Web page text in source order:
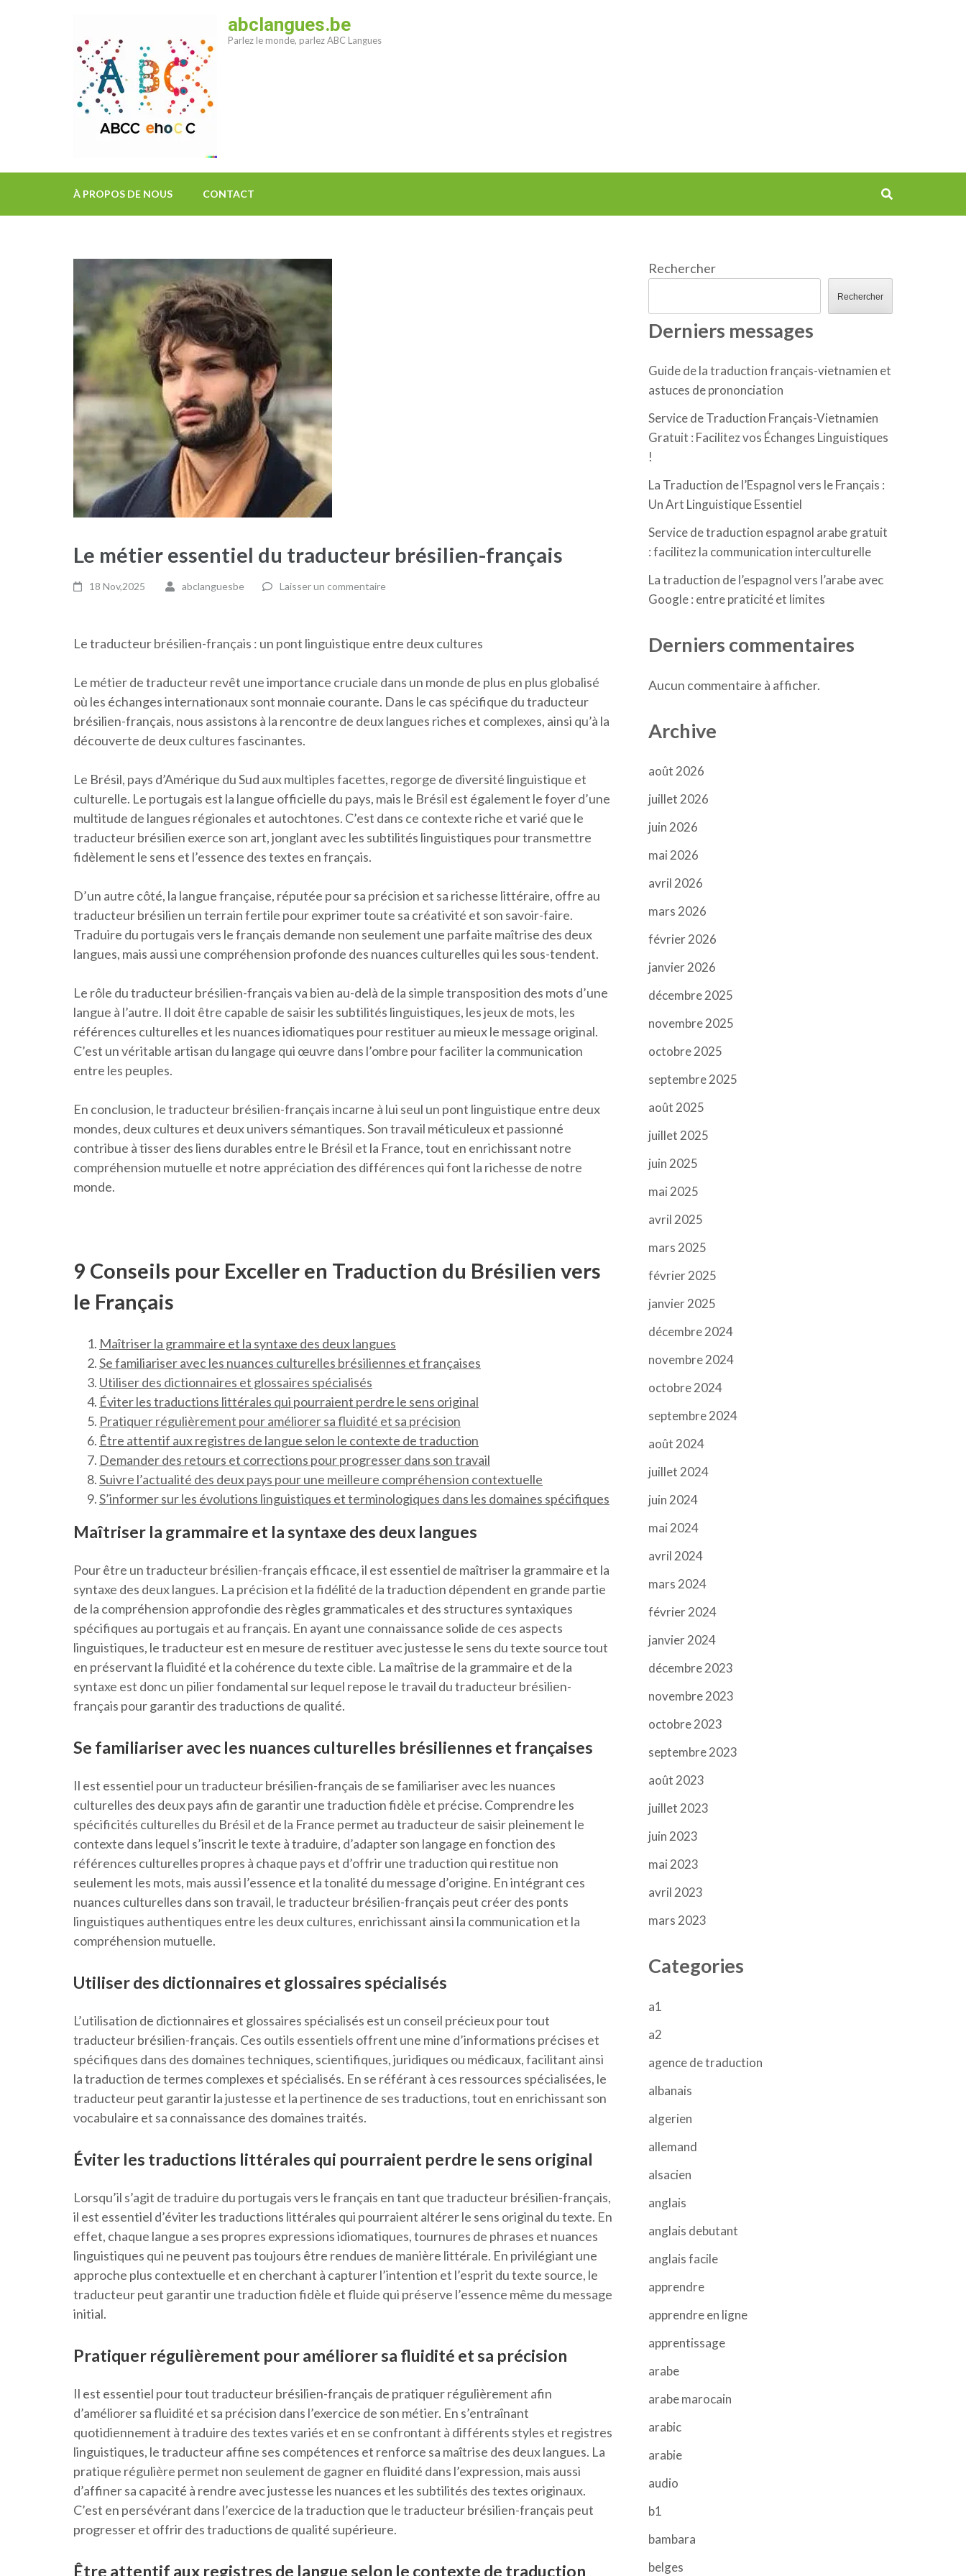
abclangues.be
Parlez le monde, parlez ABC Langues
À PROPOS DE NOUS CONTACT
Le métier essentiel du traducteur brésilien-français
18 Nov,2025 abclanguesbe Laisser un commentaire
Le traducteur brésilien-français : un pont linguistique entre deux cultures
Le métier de traducteur revêt une importance cruciale dans un monde de plus en plus globalisé
où les échanges internationaux sont monnaie courante. Dans le cas spécifique du traducteur
brésilien-français, nous assistons à la rencontre de deux langues riches et complexes, ainsi qu’à la
découverte de deux cultures fascinantes.
Le Brésil, pays d’Amérique du Sud aux multiples facettes, regorge de diversité linguistique et
culturelle. Le portugais est la langue officielle du pays, mais le Brésil est également le foyer d’une
multitude de langues régionales et autochtones. C’est dans ce contexte riche et varié que le
traducteur brésilien exerce son art, jonglant avec les subtilités linguistiques pour transmettre
fidèlement le sens et l’essence des textes en français.
D’un autre côté, la langue française, réputée pour sa précision et sa richesse littéraire, offre au
traducteur brésilien un terrain fertile pour exprimer toute sa créativité et son savoir-faire.
Traduire du portugais vers le français demande non seulement une parfaite maîtrise des deux
langues, mais aussi une compréhension profonde des nuances culturelles qui les sous-tendent.
Le rôle du traducteur brésilien-français va bien au-delà de la simple transposition des mots d’une
langue à l’autre. Il doit être capable de saisir les subtilités linguistiques, les jeux de mots, les
références culturelles et les nuances idiomatiques pour restituer au mieux le message original.
C’est un véritable artisan du langage qui œuvre dans l’ombre pour faciliter la communication
entre les peuples.
En conclusion, le traducteur brésilien-français incarne à lui seul un pont linguistique entre deux
mondes, deux cultures et deux univers sémantiques. Son travail méticuleux et passionné
contribue à tisser des liens durables entre le Brésil et la France, tout en enrichissant notre
compréhension mutuelle et notre appréciation des différences qui font la richesse de notre
monde.
9 Conseils pour Exceller en Traduction du Brésilien vers
le Français
Maîtriser la grammaire et la syntaxe des deux langues
Se familiariser avec les nuances culturelles brésiliennes et françaises
Utiliser des dictionnaires et glossaires spécialisés
Éviter les traductions littérales qui pourraient perdre le sens original
Pratiquer régulièrement pour améliorer sa fluidité et sa précision
Être attentif aux registres de langue selon le contexte de traduction
Demander des retours et corrections pour progresser dans son travail
Suivre l’actualité des deux pays pour une meilleure compréhension contextuelle
S’informer sur les évolutions linguistiques et terminologiques dans les domaines spécifiques
Maîtriser la grammaire et la syntaxe des deux langues
Pour être un traducteur brésilien-français efficace, il est essentiel de maîtriser la grammaire et la
syntaxe des deux langues. La précision et la fidélité de la traduction dépendent en grande partie
de la compréhension approfondie des règles grammaticales et des structures syntaxiques
spécifiques au portugais et au français. En ayant une connaissance solide de ces aspects
linguistiques, le traducteur est en mesure de restituer avec justesse le sens du texte source tout
en préservant la fluidité et la cohérence du texte cible. La maîtrise de la grammaire et de la
syntaxe est donc un pilier fondamental sur lequel repose le travail du traducteur brésilien-
français pour garantir des traductions de qualité.
Se familiariser avec les nuances culturelles brésiliennes et françaises
Il est essentiel pour un traducteur brésilien-français de se familiariser avec les nuances
culturelles des deux pays afin de garantir une traduction fidèle et précise. Comprendre les
spécificités culturelles du Brésil et de la France permet au traducteur de saisir pleinement le
contexte dans lequel s’inscrit le texte à traduire, d’adapter son langage en fonction des
références culturelles propres à chaque pays et d’offrir une traduction qui restitue non
seulement les mots, mais aussi l’essence et la tonalité du message d’origine. En intégrant ces
nuances culturelles dans son travail, le traducteur brésilien-français peut créer des ponts
linguistiques authentiques entre les deux cultures, enrichissant ainsi la communication et la
compréhension mutuelle.
Utiliser des dictionnaires et glossaires spécialisés
L’utilisation de dictionnaires et glossaires spécialisés est un conseil précieux pour tout
traducteur brésilien-français. Ces outils essentiels offrent une mine d’informations précises et
spécifiques dans des domaines techniques, scientifiques, juridiques ou médicaux, facilitant ainsi
la traduction de termes complexes et spécialisés. En se référant à ces ressources spécialisées, le
traducteur peut garantir la justesse et la pertinence de ses traductions, tout en enrichissant son
vocabulaire et sa connaissance des domaines traités.
Éviter les traductions littérales qui pourraient perdre le sens original
Lorsqu’il s’agit de traduire du portugais vers le français en tant que traducteur brésilien-français,
il est essentiel d’éviter les traductions littérales qui pourraient altérer le sens original du texte. En
effet, chaque langue a ses propres expressions idiomatiques, tournures de phrases et nuances
linguistiques qui ne peuvent pas toujours être rendues de manière littérale. En privilégiant une
approche plus contextuelle et en cherchant à capturer l’intention et l’esprit du texte source, le
traducteur peut garantir une traduction fidèle et fluide qui préserve l’essence même du message
initial.
Pratiquer régulièrement pour améliorer sa fluidité et sa précision
Il est essentiel pour tout traducteur brésilien-français de pratiquer régulièrement afin
d’améliorer sa fluidité et sa précision dans l’exercice de son métier. En s’entraînant
quotidiennement à traduire des textes variés et en se confrontant à différents styles et registres
linguistiques, le traducteur affine ses compétences et renforce sa maîtrise des deux langues. La
pratique régulière permet non seulement de gagner en fluidité dans l’expression, mais aussi
d’affiner sa capacité à rendre avec justesse les nuances et les subtilités des textes originaux.
C’est en persévérant dans l’exercice de la traduction que le traducteur brésilien-français peut
progresser et offrir des traductions de qualité supérieure.
Être attentif aux registres de langue selon le contexte de traduction
Rechercher
Rechercher
Derniers messages
Guide de la traduction français-vietnamien et
astuces de prononciation
Service de Traduction Français-Vietnamien
Gratuit : Facilitez vos Échanges Linguistiques
!
La Traduction de l’Espagnol vers le Français :
Un Art Linguistique Essentiel
Service de traduction espagnol arabe gratuit
: facilitez la communication interculturelle
La traduction de l’espagnol vers l’arabe avec
Google : entre praticité et limites
Derniers commentaires
Aucun commentaire à afficher.
Archive
août 2026
juillet 2026
juin 2026
mai 2026
avril 2026
mars 2026
février 2026
janvier 2026
décembre 2025
novembre 2025
octobre 2025
septembre 2025
août 2025
juillet 2025
juin 2025
mai 2025
avril 2025
mars 2025
février 2025
janvier 2025
décembre 2024
novembre 2024
octobre 2024
septembre 2024
août 2024
juillet 2024
juin 2024
mai 2024
avril 2024
mars 2024
février 2024
janvier 2024
décembre 2023
novembre 2023
octobre 2023
septembre 2023
août 2023
juillet 2023
juin 2023
mai 2023
avril 2023
mars 2023
Categories
a1
a2
agence de traduction
albanais
algerien
allemand
alsacien
anglais
anglais debutant
anglais facile
apprendre
apprendre en ligne
apprentissage
arabe
arabe marocain
arabic
arabie
audio
b1
bambara
belges